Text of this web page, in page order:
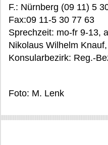
F.: Nürnberg (09 11) 5
Fax:09 11-5 30 77 63
Sprechzeit: mo-fr 9-13,
Nikolaus Wilhelm
Konsularbezirk: Reg.-
Foto: M. Lenk